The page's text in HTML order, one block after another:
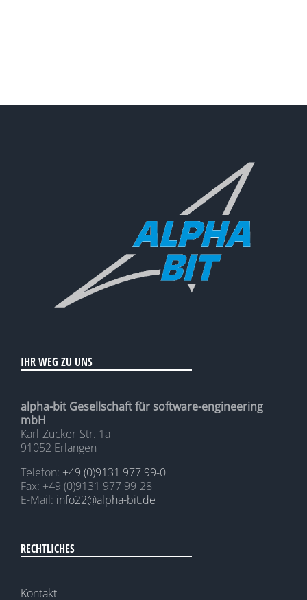
IHR WEG ZU UNS
alpha-bit Gesellschaft für software-engineering
mbH
Karl-Zucker-Str. 1a
91052 Erlangen
Telefon: +49 (0)9131 977 99-0
Fax: +49 (0)9131 977 99-28
E-Mail: info22@alpha-bit.de
RECHTLICHES
Kontakt